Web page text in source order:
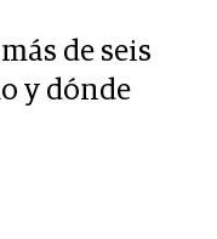
de seis
y dónde